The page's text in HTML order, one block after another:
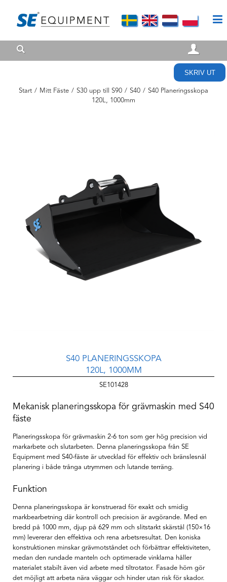
SKRIV UT
Start / Mitt Fäste / S30 upp till S90 / S40 / S40 Planeringsskopa
120L, 1000mm
S40 PLANERINGSSKOPA
120L, 1000MM
SE101428
Mekanisk planeringsskopa för grävmaskin med S40
fäste
Planeringsskopa för grävmaskin 2-6 ton som ger hög precision vid
markarbete och slutarbeten. Denna planeringsskopa från SE
Equipment med S40-fäste är utvecklad för effektiv och bränslesnål
planering i både trånga utrymmen och lutande terräng.
Funktion
Denna planeringsskopa är konstruerad för exakt och smidig
markbearbetning där kontroll och precision är avgörande. Med en
bredd på 1000 mm, djup på 629 mm och slitstarkt skärstål (150×16
mm) levererar den effektiva och rena arbetsresultat. Den koniska
konstruktionen minskar grävmotståndet och förbättrar effektiviteten,
medan den rundade manteln och optimerade vinklarna håller
materialet stabilt även vid arbete med tiltrotator. Fasade hörn gör
det möjligt att arbeta nära väggar och hinder utan risk för skador.